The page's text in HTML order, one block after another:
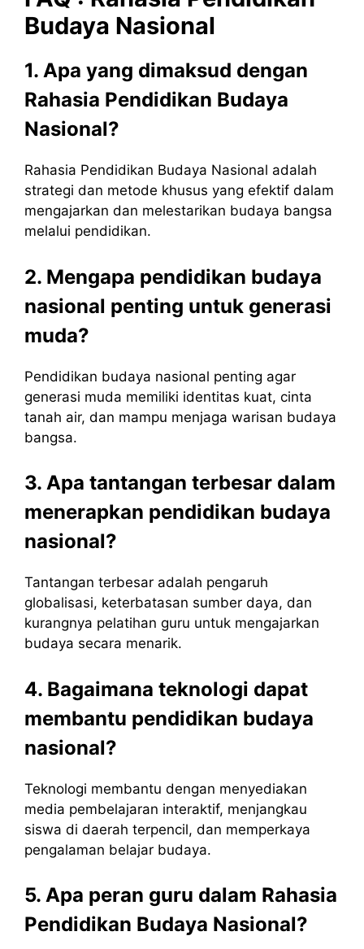
Budaya Nasional
1. Apa yang dimaksud dengan
Rahasia Pendidikan Budaya
Nasional?
Rahasia Pendidikan Budaya Nasional adalah
strategi dan metode khusus yang efektif dalam
mengajarkan dan melestarikan budaya bangsa
melalui pendidikan.
2. Mengapa pendidikan budaya
nasional penting untuk generasi
muda?
Pendidikan budaya nasional penting agar
generasi muda memiliki identitas kuat, cinta
tanah air, dan mampu menjaga warisan budaya
bangsa.
3. Apa tantangan terbesar dalam
menerapkan pendidikan budaya
nasional?
Tantangan terbesar adalah pengaruh
globalisasi, keterbatasan sumber daya, dan
kurangnya pelatihan guru untuk mengajarkan
budaya secara menarik.
4. Bagaimana teknologi dapat
membantu pendidikan budaya
nasional?
Teknologi membantu dengan menyediakan
media pembelajaran interaktif, menjangkau
siswa di daerah terpencil, dan memperkaya
pengalaman belajar budaya.
5. Apa peran guru dalam Rahasia
Pendidikan Budaya Nasional?